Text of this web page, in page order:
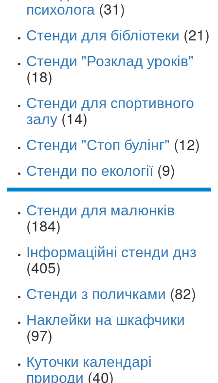
психолога (31)
Стенди для бібліотеки (21)
Стенди "Розклад уроків"
(18)
Стенди для спортивного
залу(14)
Стенди "Стоп булінг" (12)
Стенди по екології (9)
Стенди для малюнків
(184)
Інформаційні стенди днз
(405)
Стенди з поличками (82)
Наклейки на шкафчики
(97)
Куточки календарі
природи (40)